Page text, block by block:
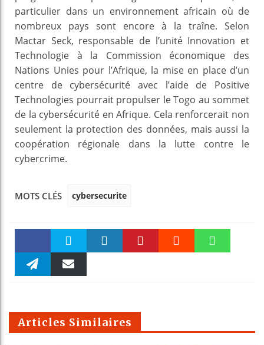
particulier dans un environnement africain où de
nombreux pays sont encore à la traîne. Selon
Mactar Seck, responsable de l’unité Innovation et
Technologie à la Commission économique des
Nations Unies pour l’Afrique, la mise en place d’un
centre de cybersécurité avec l’aide de Positive
Technologies pourrait propulser le Togo au sommet
de la cybersécurité en Afrique. Cela renforcerait non
seulement la protection des données, mais aussi la
coopération régionale dans la lutte contre le
cybercrime.
MOTS CLÉS cybersecurite
Faceboo Twitter
m
Articles Similaires